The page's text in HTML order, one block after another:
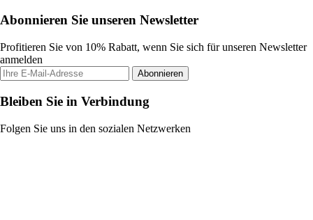
Abonnieren Sie unseren Newsletter
Profitieren Sie von 10% Rabatt, wenn Sie sich für unseren Newsletter
anmelden
Abonnieren
Bleiben Sie in Verbindung
Folgen Sie uns in den sozialen Netzwerken